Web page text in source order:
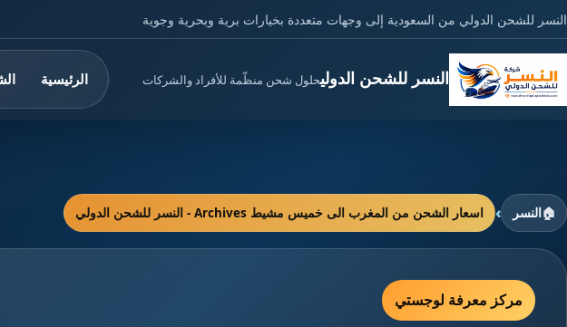
النسر للشحن الدولي من السعودية إلى وجهات متعددة بخيارات برية وبحرية وجوية
النسر للشحن الدوليحلول شحن منظّمة للأفراد والشركات الرئيسية
🏠النسر › اسعار الشحن من المغرب الى خميس مشيط Archives - النسر للشحن الدولي
مركز معرفة لوجستي